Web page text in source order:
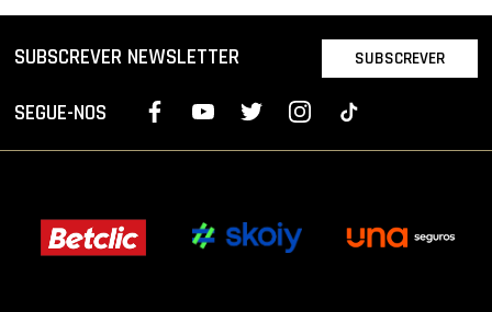
SUBSCREVER NEWSLETTER SUBSCREVER
SEGUE-NOS